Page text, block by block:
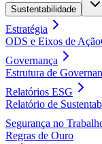
Sustentabilidade
Estratégia
ODS e Eixos de Ação
Governança
Estrutura de
Relatórios ESG
Relatório de
Segurança no
Regras de Ouro